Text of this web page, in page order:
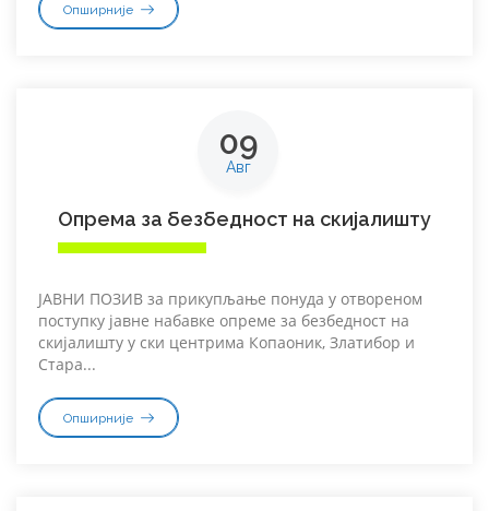
Опширније
09
Авг
Опрема за безбедност на скијалишту
ЈАВНИ ПОЗИВ за прикупљање понуда у отвореном
поступку јавне набавке опреме за безбедност на
скијалишту у ски центрима Копаоник, Златибор и
Стара...
Опширније